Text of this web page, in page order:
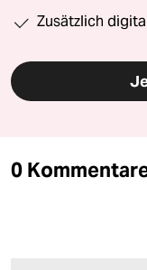
Zusätzlich
0